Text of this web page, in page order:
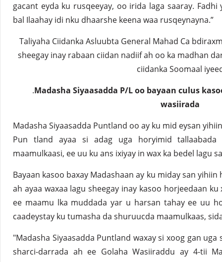
gacant eyda ku rusqeeyay, oo irida laga saaray.
bal Ilaahay idi nku dhaarshe keena waa rusqeynayna.”
Taliyaha Ciidanka Asluubta General Mahad Ca
sheegay inay rabaan ciidan nadiif ah oo ka madhan
ciidanka Soomaal
.Madasha Siyaasadda P/L oo bayaan culus
wasiirada
Madasha Siyaasadda Puntland oo ay ku mid eysan
Pun tland ayaa si adag uga horyimid
maamulkaasi, ee uu ku ans ixiyay in wax ka bedel lagu
Bayaan kasoo baxay Madashaan ay ku miday san
ah ayaa waxaa lagu sheegay inay kasoo horjeedaan
ee maamu lka muddada yar u harsan tahay ee uu
caadeystay ku tumasha da shuruucda maamulkaas,
"Madasha Siyaasadda Puntland waxay si xoog gan
sharci-darrada ah ee Golaha Wasiiraddu ay 4-tii